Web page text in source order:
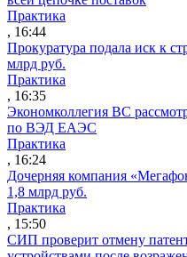
Практика
, 16:44
Прокуратура подала иск к
млрд руб.
Практика
, 16:35
Экономколлегия ВС
по ВЭД ЕАЭС
Практика
, 16:24
Дочерняя компания
1,8 млрд руб.
Практика
, 15:50
СИП проверит отмену